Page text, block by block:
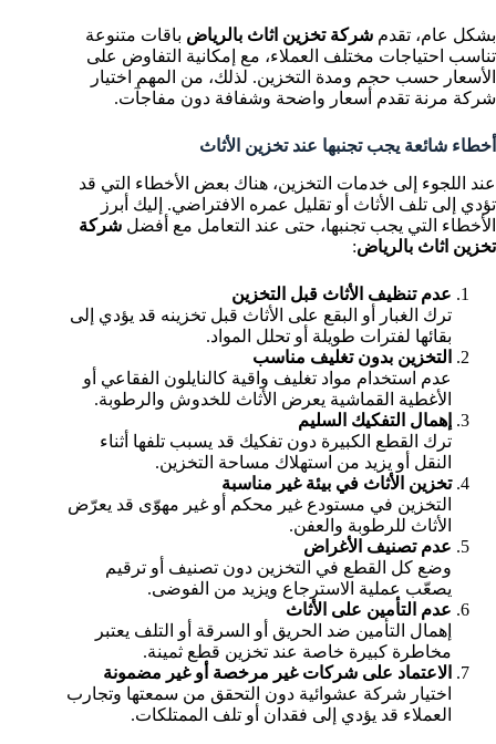
بشكل عام، تقدم شركة تخزين اثاث بالرياض باقات متنوعة
تناسب احتياجات مختلف العملاء، مع إمكانية التفاوض على
الأسعار حسب حجم ومدة التخزين. لذلك، من المهم اختيار
شركة مرنة تقدم أسعار واضحة وشفافة دون مفاجآت.
أخطاء شائعة يجب تجنبها عند تخزين الأثاث
عند اللجوء إلى خدمات التخزين، هناك بعض الأخطاء التي قد
تؤدي إلى تلف الأثاث أو تقليل عمره الافتراضي. إليك أبرز
الأخطاء التي يجب تجنبها، حتى عند التعامل مع أفضل شركة
تخزين اثاث بالرياض:
عدم تنظيف الأثاث قبل التخزين
ترك الغبار أو البقع على الأثاث قبل تخزينه قد يؤدي إلى
بقائها لفترات طويلة أو تحلل المواد.
التخزين بدون تغليف مناسب
عدم استخدام مواد تغليف واقية كالنايلون الفقاعي أو
الأغطية القماشية يعرض الأثاث للخدوش والرطوبة.
إهمال التفكيك السليم
ترك القطع الكبيرة دون تفكيك قد يسبب تلفها أثناء
النقل أو يزيد من استهلاك مساحة التخزين.
تخزين الأثاث في بيئة غير مناسبة
التخزين في مستودع غير محكم أو غير مهوّى قد يعرّض
الأثاث للرطوبة والعفن.
عدم تصنيف الأغراض
وضع كل القطع في التخزين دون تصنيف أو ترقيم
يصعّب عملية الاسترجاع ويزيد من الفوضى.
عدم التأمين على الأثاث
إهمال التأمين ضد الحريق أو السرقة أو التلف يعتبر
مخاطرة كبيرة خاصة عند تخزين قطع ثمينة.
الاعتماد على شركات غير مرخصة أو غير مضمونة
اختيار شركة عشوائية دون التحقق من سمعتها وتجارب
العملاء قد يؤدي إلى فقدان أو تلف الممتلكات.